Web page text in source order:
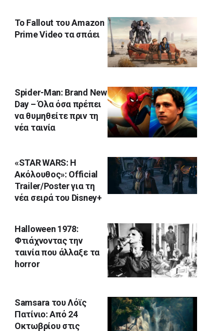
Το Fallout του Amazon
Prime Video τα σπάει
Spider-Man: Brand New
Day – Όλα όσα πρέπει
να θυμηθείτε πριν τη
νέα ταινία
«STAR WARS: Η
Ακόλουθος»: Official
Trailer/Poster για τη
νέα σειρά του Disney+
Halloween 1978:
Φτιάχνοντας την
ταινία που άλλαξε τα
horror
Samsara του Λόϊς
Πατίνιο: Από 24
Οκτωβρίου στις